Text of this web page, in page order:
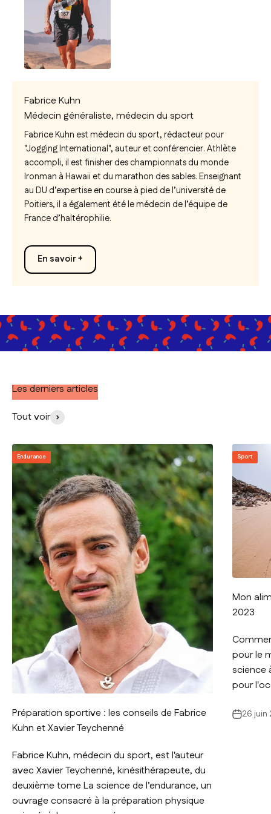
Fabrice Kuhn
Médecin généraliste, médecin du sport
Fabrice Kuhn est médecin du sport, rédacteur pour
"Jogging International", auteur et conférencier. Athlète
accompli, il est finisher des championnats du monde
Ironman à Hawaii et du marathon des sables. Enseignant
au DU d’expertise en course à pied de l’université de
Poitiers, il a également été le médecin de l’équipe de
France d’haltérophilie.
En savoir +
Les derniers articles
Tout voir
Endurance
Préparation sportive : les conseils de Fabrice
Kuhn et Xavier Teychenné
Fabrice Kuhn, médecin du sport, est l'auteur
avec Xavier Teychenné, kinésithérapeute, du
deuxième tome La science de l’endurance, un
ouvrage consacré à la préparation physique
Sport
Mon
2023
pour le
science
pour
26 juin